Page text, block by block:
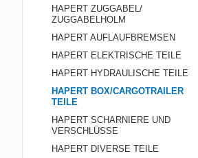
HAPERT ZUGGABEL/
ZUGGABELHOLM
HAPERT AUFLAUFBREMSEN
HAPERT ELEKTRISCHE TEILE
HAPERT HYDRAULISCHE TEILE
HAPERT BOX/CARGOTRAILER
TEILE
HAPERT SCHARNIERE UND
VERSCHLÜSSE
HAPERT DIVERSE TEILE